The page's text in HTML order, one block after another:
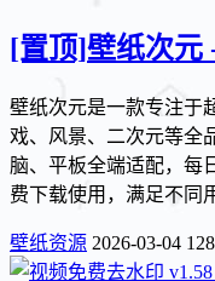
[置顶]壁纸次元
壁纸次元是一款专注于
戏、风景、二次元等全
脑、平板全端适配，每
费下载使用，满足不同
壁纸资源 2026-03-04